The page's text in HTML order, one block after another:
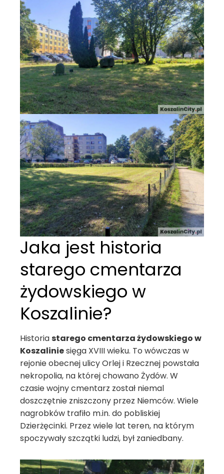
Jaka jest historia
starego cmentarza
żydowskiego w
Koszalinie?
Historiastarego cmentarza żydowskiego w
Koszaliniesięga XVIII wieku. To wówczas w
rejonie obecnej ulicy Orlej i Rzecznej powstała
nekropolia, na której chowano Żydów. W
czasie wojny cmentarz został niemal
doszczętnie zniszczony przez Niemców. Wiele
nagrobków trafiło m.in. do pobliskiej
Dzierżęcinki. Przez wiele lat teren, na którym
spoczywały szczątki ludzi, był zaniedbany.